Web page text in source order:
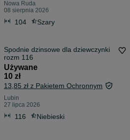
Nowa Ruda
08 sierpnia 2026
104 Szary
Spodnie dzinsowe dla dziewczynki
rozm 116
Używane
10 zł
13,85 zł z Pakietem Ochronnym
Lubin
27 lipca 2026
116 Niebieski